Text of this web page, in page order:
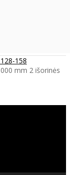
158
mm 2 išorinės